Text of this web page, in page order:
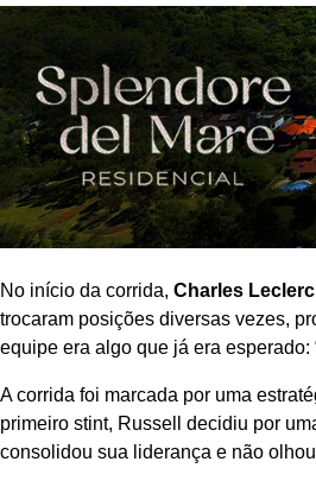
No início da corrida, Charles Leclerc
trocaram posições diversas vezes,
equipe era algo que já era
A corrida foi marcada por uma
primeiro stint, Russell decidiu por
consolidou sua liderança e não